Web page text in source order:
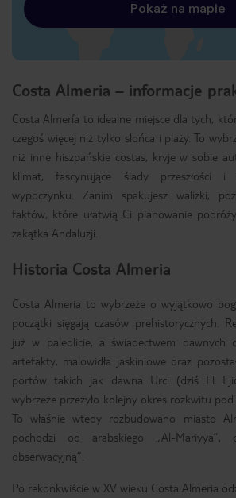
Pokaż na mapie
Costa Almeria – informacje
Costa Almería to idealne miejsce dla tych,
czegoś więcej niż tylko słońca i plaży. To
niż inne hiszpańskie costas, kryje w sobie
klimat, fascynujące ślady przeszłości
wypoczynku. Zanim spakujesz walizki,
faktów, które ułatwią Ci planowanie
zakątka Andaluzji.
Historia Costa Almeria
Costa Almeria to wybrzeże o wyjątkowo
początki sięgają czasów prehistorycznych.
już w paleolicie, a świadectwem dawnych
artefakty, malowidła jaskiniowe oraz
portów takich jak dawna Urci (dziś El
wybrzeże przeżyło kolejny okres rozkwitu
To właśnie wtedy rozbudowano miasto
pochodzi od arabskiego „Al-Mariyya”,
obserwacyjną”.
Po rekonkwiście w XV wieku Costa Almeria